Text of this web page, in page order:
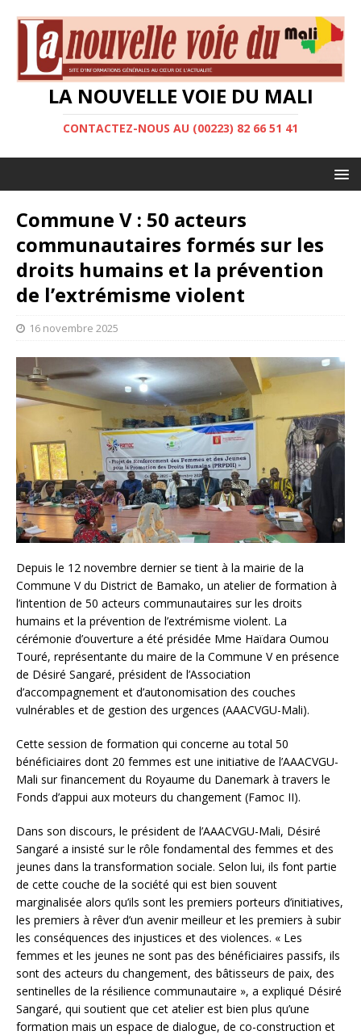
LA NOUVELLE VOIE DU MALI
CONTACTEZ-NOUS AU (00223) 82 66 51 41
Commune V : 50 acteurs
communautaires formés sur les
droits humains et la prévention
de l’extrémisme violent
16 novembre 2025
Depuis le 12 novembre dernier se tient à la mairie de la
Commune V du District de Bamako, un atelier de formation à
l’intention de 50 acteurs communautaires sur les droits
humains et la prévention de l’extrémisme violent. La
cérémonie d’ouverture a été présidée Mme Haïdara Oumou
Touré, représentante du maire de la Commune V en présence
de Désiré Sangaré, président de l’Association
d’accompagnement et d’autonomisation des couches
vulnérables et de gestion des urgences (AAACVGU-Mali).
Cette session de formation qui concerne au total 50
bénéficiaires dont 20 femmes est une initiative de l’AAACVGU-
Mali sur financement du Royaume du Danemark à travers le
Fonds d’appui aux moteurs du changement (Famoc II).
Dans son discours, le président de l’AAACVGU-Mali, Désiré
Sangaré a insisté sur le rôle fondamental des femmes et des
jeunes dans la transformation sociale. Selon lui, ils font partie
de cette couche de la société qui est bien souvent
marginalisée alors qu’ils sont les premiers porteurs d’initiatives,
les premiers à rêver d’un avenir meilleur et les premiers à subir
les conséquences des injustices et des violences. « Les
femmes et les jeunes ne sont pas des bénéficiaires passifs, ils
sont des acteurs du changement, des bâtisseurs de paix, des
sentinelles de la résilience communautaire », a expliqué Désiré
Sangaré, qui soutient que cet atelier est bien plus qu’une
formation mais un espace de dialogue, de co-construction et